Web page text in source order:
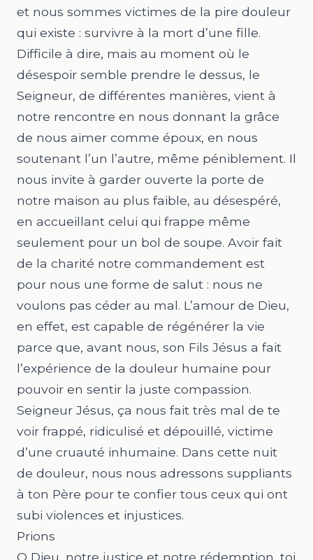
et nous sommes victimes de la pire douleur
qui existe : survivre à la mort d’une fille.
Difficile à dire, mais au moment où le
désespoir semble prendre le dessus, le
Seigneur, de différentes manières, vient à
notre rencontre en nous donnant la grâce
de nous aimer comme époux, en nous
soutenant l’un l’autre, même péniblement. Il
nous invite à garder ouverte la porte de
notre maison au plus faible, au désespéré,
en accueillant celui qui frappe même
seulement pour un bol de soupe. Avoir fait
de la charité notre commandement est
pour nous une forme de salut : nous ne
voulons pas céder au mal. L’amour de Dieu,
en effet, est capable de régénérer la vie
parce que, avant nous, son Fils Jésus a fait
l’expérience de la douleur humaine pour
pouvoir en sentir la juste compassion.
Seigneur Jésus, ça nous fait très mal de te
voir frappé, ridiculisé et dépouillé, victime
d’une cruauté inhumaine. Dans cette nuit
de douleur, nous nous adressons suppliants
à ton Père pour te confier tous ceux qui ont
subi violences et injustices.
Prions
O Dieu, notre justice et notre rédemption, toi